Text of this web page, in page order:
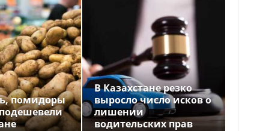
помидоры
В Казахстане резко
выросло число исков о
лишении
водительских прав